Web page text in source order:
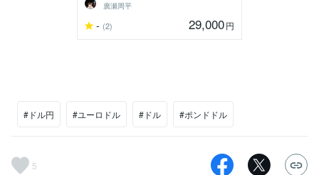
廣瀬周平
- (2) 29,000円
#ドル円 #ユーロドル #ドル #ポンドドル
5